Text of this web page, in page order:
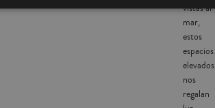
vistas al
mar,
estos
espacios
elevados
nos
regalan